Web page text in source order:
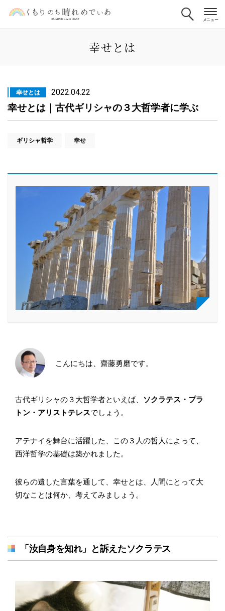
幸せとは
幸せとは 2022.04.22
幸せとは｜古代ギリシャの３大哲学者に学ぶ
ギリシャ哲学 幸せ
こんにちは、齋藤勇磨です。
古代ギリシャの３大哲学者といえば、 ソクラテス・プラ
トン・アリストテレスでしょう。
アテナイを舞台に活躍した、この３人の哲人によって、
西洋哲学の基礎は築かれました。
彼らの遺した言葉を通して、幸せとは、人間にとって大
切なことは何か、考えてみましょう。
「汝自身を知れ」と訴えたソクラテス